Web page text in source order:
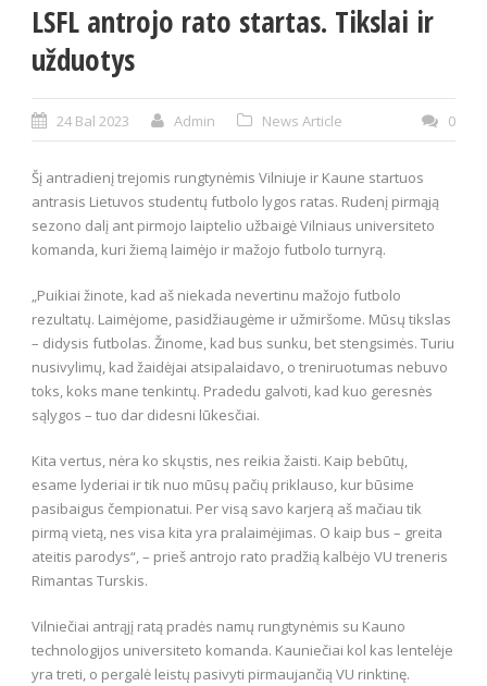
LSFL antrojo rato startas. Tikslai ir
užduotys
24 Bal 2023 Admin News Article 0
Šį antradienį trejomis rungtynėmis Vilniuje ir Kaune startuos
antrasis Lietuvos studentų futbolo lygos ratas. Rudenį pirmąją
sezono dalį ant pirmojo laiptelio užbaigė Vilniaus universiteto
komanda, kuri žiemą laimėjo ir mažojo futbolo turnyrą.
„Puikiai žinote, kad aš niekada nevertinu mažojo futbolo
rezultatų. Laimėjome, pasidžiaugėme ir užmiršome. Mūsų tikslas
– didysis futbolas. Žinome, kad bus sunku, bet stengsimės. Turiu
nusivylimų, kad žaidėjai atsipalaidavo, o treniruotumas nebuvo
toks, koks mane tenkintų. Pradedu galvoti, kad kuo geresnės
sąlygos – tuo dar didesni lūkesčiai.
Kita vertus, nėra ko skųstis, nes reikia žaisti. Kaip bebūtų,
esame lyderiai ir tik nuo mūsų pačių priklauso, kur būsime
pasibaigus čempionatui. Per visą savo karjerą aš mačiau tik
pirmą vietą, nes visa kita yra pralaimėjimas. O kaip bus – greita
ateitis parodys“, – prieš antrojo rato pradžią kalbėjo VU treneris
Rimantas Turskis.
Vilniečiai antrąjį ratą pradės namų rungtynėmis su Kauno
technologijos universiteto komanda. Kauniečiai kol kas lentelėje
yra treti, o pergalė leistų pasivyti pirmaujančią VU rinktinę.